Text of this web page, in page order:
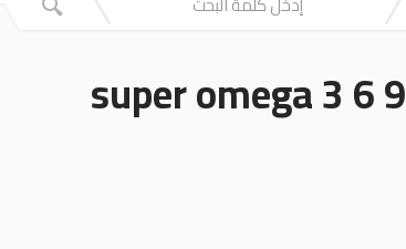
super omega 3 6 9